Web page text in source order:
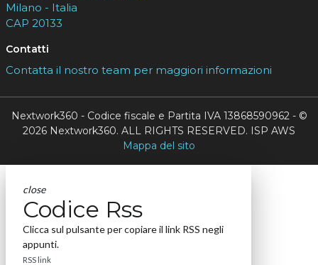
Milano - Italia
CAP 20133
Contatti
Contatta il nostro team per maggiori informazioni
Nextwork360 - Codice fiscale e Partita IVA 13868590962 - ©
2026 Nextwork360. ALL RIGHTS RESERVED. ISP AWS
Mappa del sito
close
Codice Rss
Clicca sul pulsante per copiare il link RSS negli
appunti.
RSS link